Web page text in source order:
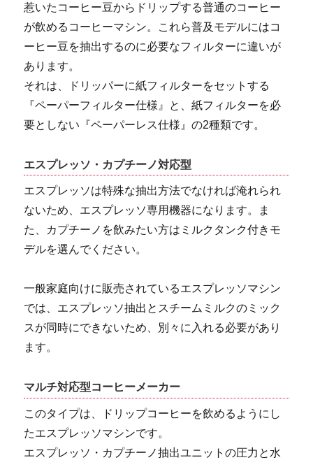
惹いたコーヒー豆からドリップする普通のコーヒー
が飲めるコーヒーマシン。これら普及モデルにはコ
ーヒー豆を抽出するのに必要なフィルターに違いが
あります。
それは、ドリッパーに紙フィルターをセットする
『ペーパーフィルター仕様』と、紙フィルターを必
要としない『ペーパーレス仕様』の2種類です。
エスプレッソ・カプチーノ対応型
エスプレッソは特殊な抽出方法でなければ淹れられ
ないため、エスプレッソ専用機器になります。ま
た、カプチーノを飲みたい方はミルクタンク付きモ
デルを選んでください。
一般家庭向けに販売されているエスプレッソマシン
では、エスプレッソ抽出とスチームミルクのミック
スが同時にできないため、別々に入れる必要があり
ます。
マルチ対応型コーヒーメーカー
このタイプは、ドリップコーヒーを飲めるようにし
たエスプレッソマシンです。
エスプレッソ・カプチーノ抽出ユニットの圧力と水